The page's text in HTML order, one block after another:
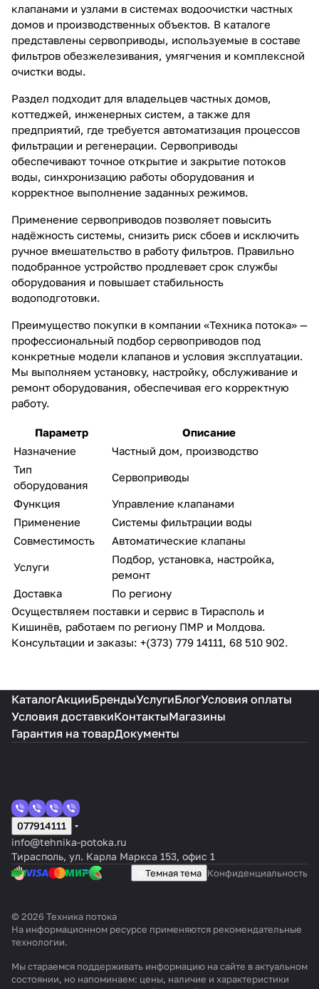
клапанами и узлами в системах водоочистки частных
домов и производственных объектов. В каталоге
представлены сервоприводы, используемые в составе
фильтров обезжелезивания, умягчения и комплексной
очистки воды.
Раздел подходит для владельцев частных домов,
коттеджей, инженерных систем, а также для
предприятий, где требуется автоматизация процессов
фильтрации и регенерации. Сервоприводы
обеспечивают точное открытие и закрытие потоков
воды, синхронизацию работы оборудования и
корректное выполнение заданных режимов.
Применение сервоприводов позволяет повысить
надёжность системы, снизить риск сбоев и исключить
ручное вмешательство в работу фильтров. Правильно
подобранное устройство продлевает срок службы
оборудования и повышает стабильность
водоподготовки.
Преимущество покупки в компании «Техника потока» —
профессиональный подбор сервоприводов под
конкретные модели клапанов и условия эксплуатации.
Мы выполняем установку, настройку, обслуживание и
ремонт оборудования, обеспечивая его корректную
работу.
Параметр
Описание
Назначение
Частный дом, производство
Тип
оборудования
Сервоприводы
Функция
Управление клапанами
Применение
Системы фильтрации воды
Совместимость
Автоматические клапаны
Услуги
Подбор, установка, настройка,
ремонт
Доставка
По региону
Осуществляем поставки и сервис в Тирасполь и
Кишинёв, работаем по региону ПМР и Молдова.
Консультации и заказы: +(373) 779 14111, 68 510 902.
КаталогАкцииБрендыУслугиБлогУсловия оплаты
Условия доставкиКонтактыМагазины
Гарантия на товарДокументы
077914111
info@tehnika-potoka.ru
Тирасполь, ул. Карла Маркса 153, офис 1
Темная тема Конфиденциальность
© 2026 Техника потока
На информационном ресурсе применяются рекомендательные
технологии.
Мы стараемся поддерживать информацию на сайте в актуальном
состоянии, но напоминаем: цены, наличие и характеристики